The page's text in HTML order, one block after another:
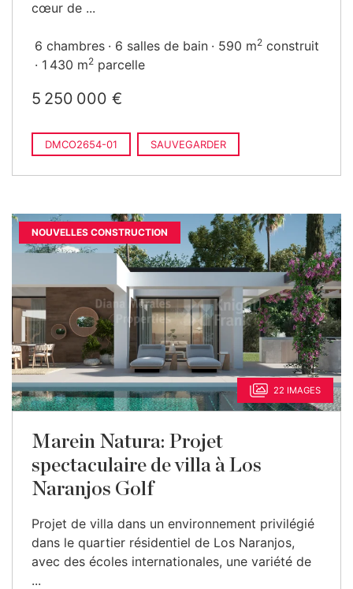
cœur de ...
6 chambres 6 salles de bain 590 m2 construit
1 430 m2 parcelle
5 250 000 €
DMCO2654-01 SAUVEGARDER
NOUVELLES CONSTRUCTION
22 IMAGES
Marein Natura: Projet
spectaculaire de villa à Los
Naranjos Golf
Projet de villa dans un environnement privilégié
dans le quartier résidentiel de Los Naranjos,
avec des écoles internationales, une variété de
...